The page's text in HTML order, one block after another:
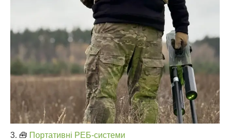
3. 🧰 Портативні РЕБ-системи